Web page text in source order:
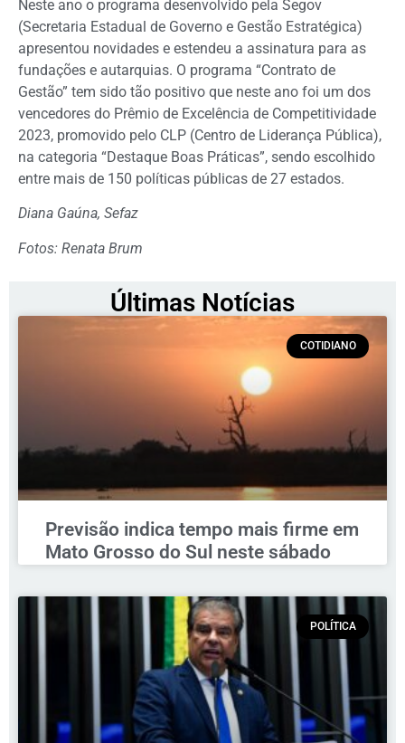
Neste ano o programa desenvolvido pela Segov
(Secretaria Estadual de Governo e Gestão Estratégica)
apresentou novidades e estendeu a assinatura para as
fundações e autarquias. O programa “Contrato de
Gestão” tem sido tão positivo que neste ano foi um dos
vencedores do Prêmio de Excelência de Competitividade
2023, promovido pelo CLP (Centro de Liderança Pública),
na categoria “Destaque Boas Práticas”, sendo escolhido
entre mais de 150 políticas públicas de 27 estados.
Diana Gaúna, Sefaz
Fotos: Renata Brum
Últimas Notícias
COTIDIANO
Previsão indica tempo mais firme em
Mato Grosso do Sul neste sábado
POLÍTICA